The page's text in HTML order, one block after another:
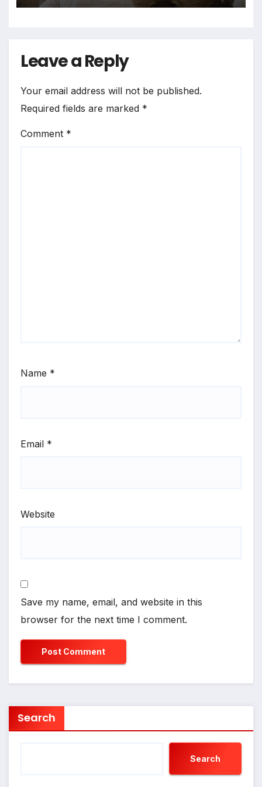
पर दिया गया जोर
Leave a Reply
Your email address will not be published.
Required fields are marked *
Comment *
Name *
Email *
Website
Save my name, email, and website in this
browser for the next time I comment.
Search
Search